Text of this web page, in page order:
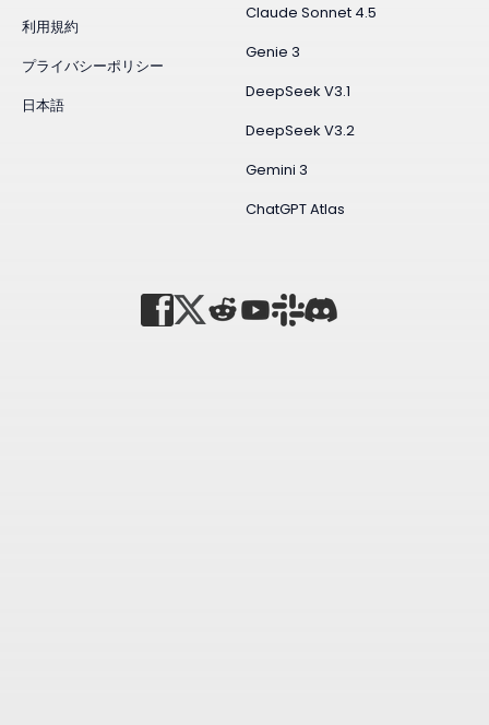
Claude Sonnet 4.5
Genie 3
DeepSeek V3.1
DeepSeek V3.2
Gemini 3
ChatGPT Atlas
利用規約
プライバシーポリシー
日本語